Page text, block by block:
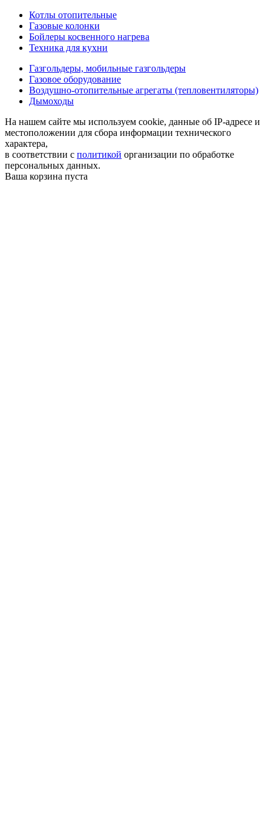
Котлы отопительные
Газовые колонки
Бойлеры косвенного нагрева
Техника для кухни
Газгольдеры, мобильные газгольдеры
Газовое оборудование
Воздушно-отопительные агрегаты (тепловентиляторы)
Дымоходы
На нашем сайте мы используем cookie, данные об IP-адресе и
местоположении для сбора информации технического
характера,
в соответствии с политикой организации по обработке
персональных данных.
Ваша корзина пуста